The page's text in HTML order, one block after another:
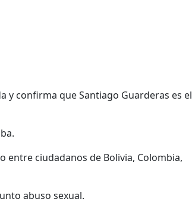
y confirma que Santiago Guarderas es el
entre ciudadanos de Bolivia, Colombia,
abuso sexual.